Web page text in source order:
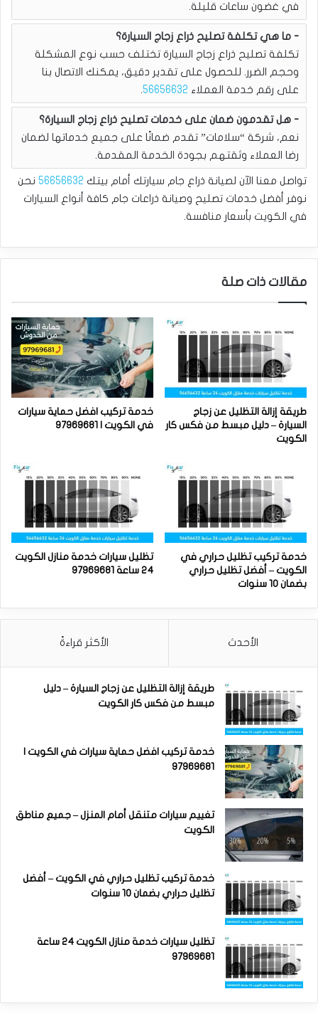
في غضون ساعات قليلة.
ما هي تكلفة تصليح ذراع زجاج السيارة؟
تكلفة تصليح ذراع زجاج السيارة تختلف حسب نوع المشكلة
وحجم الضرر. للحصول على تقدير دقيق، يمكنك الاتصال بنا
على رقم خدمة العملاء 56656632
.
هل تقدمون ضمان على خدمات تصليح ذراع زجاج السيارة؟
نعم، شركة “سلامات” تقدم ضمانًا على جميع خدماتها لضمان
رضا العملاء وثقتهم بجودة الخدمة المقدمة.
تواصل معنا الآن لصيانة ذراع جام سيارتك أمام بيتك 56656632 نحن
نوفر أفضل خدمات تصليح وصيانة ذراعات جام كافة أنواع السيارات
في الكويت بأسعار منافسة.
مقالات ذات صلة
طريقة إزالة التظليل عن زجاج
السيارة – دليل مبسط من فكس كار
الكويت
خدمة تركيب افضل حماية سيارات
في الكويت | 97969681
خدمة تركيب تظليل حراري في
الكويت – أفضل تظليل حراري
بضمان 10 سنوات
تظليل سيارات خدمة منازل الكويت
24 ساعة 97969681
الأحدث الأكثر قراءةً
طريقة إزالة التظليل عن زجاج السيارة – دليل
مبسط من فكس كار الكويت
خدمة تركيب افضل حماية سيارات في الكويت |
97969681
تغييم سيارات متنقل أمام المنزل – جميع مناطق
الكويت
خدمة تركيب تظليل حراري في الكويت – أفضل
تظليل حراري بضمان 10 سنوات
تظليل سيارات خدمة منازل الكويت 24 ساعة
97969681